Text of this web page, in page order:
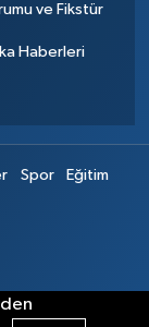
ve Fikstür
Haberleri
Spor
Eğitim